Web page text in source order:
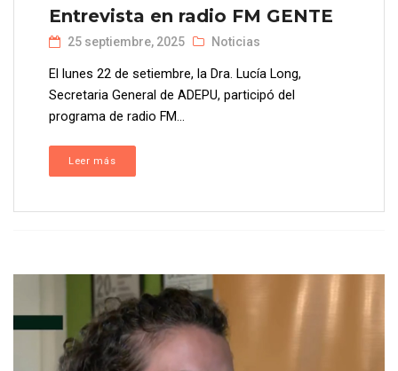
Entrevista en radio FM GENTE
25 septiembre, 2025 Noticias
El lunes 22 de setiembre, la Dra. Lucía Long,
Secretaria General de ADEPU, participó del
programa de radio FM...
Leer más